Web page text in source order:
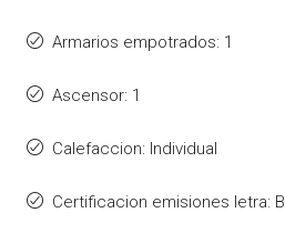
Armarios empotrados: 1
Ascensor: 1
Calefaccion: Individual
Certificacion emisiones letra: B